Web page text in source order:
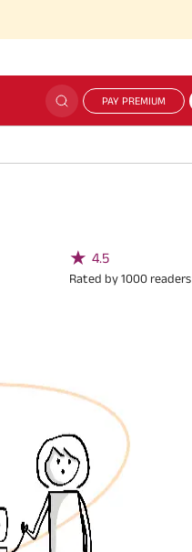
PAY PREMIUM
★ 4.5
Rated by 1000 readers